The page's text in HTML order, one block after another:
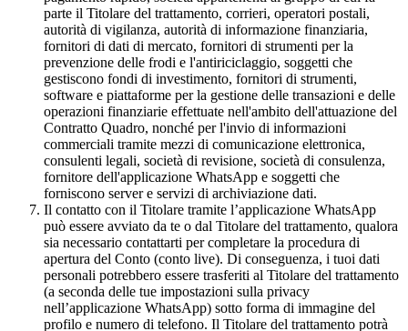
parte il Titolare del trattamento, corrieri, operatori postali,
autorità di vigilanza, autorità di informazione finanziaria,
fornitori di dati di mercato, fornitori di strumenti per la
prevenzione delle frodi e l'antiriciclaggio, soggetti che
gestiscono fondi di investimento, fornitori di strumenti,
software e piattaforme per la gestione delle transazioni e delle
operazioni finanziarie effettuate nell'ambito dell'attuazione del
Contratto Quadro, nonché per l'invio di informazioni
commerciali tramite mezzi di comunicazione elettronica,
consulenti legali, società di revisione, società di consulenza,
fornitore dell'applicazione WhatsApp e soggetti che
forniscono server e servizi di archiviazione dati.
Il contatto con il Titolare tramite l’applicazione WhatsApp
può essere avviato da te o dal Titolare del trattamento, qualora
sia necessario contattarti per completare la procedura di
apertura del Conto (conto live). Di conseguenza, i tuoi dati
personali potrebbero essere trasferiti al Titolare del trattamento
(a seconda delle tue impostazioni sulla privacy
nell’applicazione WhatsApp) sotto forma di immagine del
profilo e numero di telefono. Il Titolare del trattamento potrà